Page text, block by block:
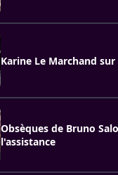
Karine Le Marchand
Obsèques de Bruno
l'assistance